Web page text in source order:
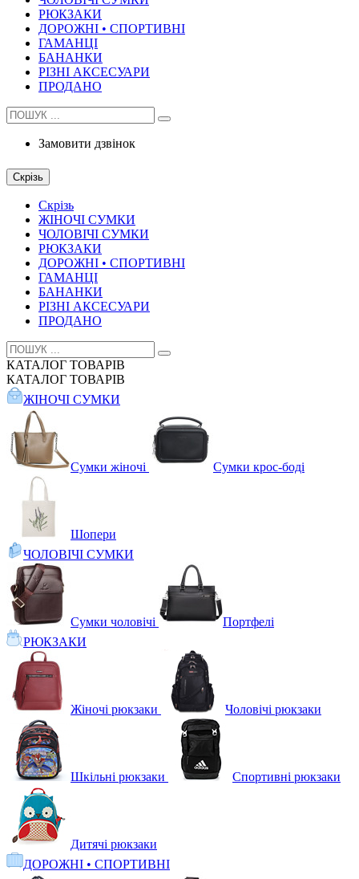
РЮКЗАКИ
ДОРОЖНІ • СПОРТИВНІ
ГАМАНЦІ
БАНАНКИ
РІЗНІ АКСЕСУАРИ
ПРОДАНО
Замовити дзвінок
Скрізь
Скрізь
ЖІНОЧІ СУМКИ
ЧОЛОВІЧІ СУМКИ
РЮКЗАКИ
ДОРОЖНІ • СПОРТИВНІ
ГАМАНЦІ
БАНАНКИ
РІЗНІ АКСЕСУАРИ
ПРОДАНО
КАТАЛОГ ТОВАРІВ
КАТАЛОГ ТОВАРІВ
ЖІНОЧІ СУМКИ
Сумки жіночі Сумки крос-боді
Шопери
ЧОЛОВІЧІ СУМКИ
Сумки чоловічі
Портфелі
РЮКЗАКИ
Жіночі рюкзаки Чоловічі рюкзаки
Шкільні рюкзаки Спортивні рюкзаки
Дитячі рюкзаки
ДОРОЖНІ • СПОРТИВНІ